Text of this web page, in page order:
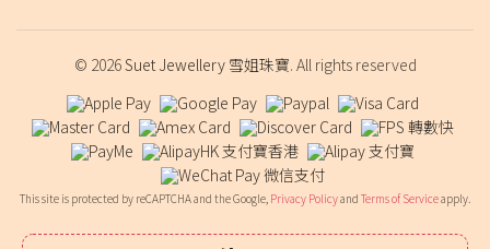
© 2026Suet Jewellery 雪姐珠寶. All rights reserved
This site is protected by reCAPTCHA and the Google, Privacy Policyand Terms of Serviceapply.